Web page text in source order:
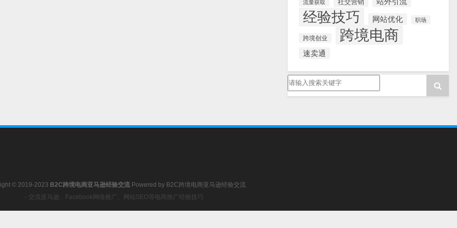
流量获取 社交营销
经验技巧 网站优化 职场
跨境创业 跨境电商
速卖通
© 2019-2023 B2C跨境电商亚马逊经验交流 Powered by B2C跨境电商亚马逊经验交流
- 交流亚马逊、Facebook网络推广、网站SEO等电商推广经验技巧